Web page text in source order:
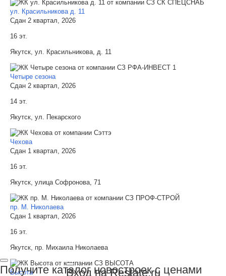
Вход на Restate.ru
Получите каталог новостроек с ценами
ул. Красильникова д. 11
Сдан 2 квартал, 2026
16 эт.
Якутск, ул. Красильникова, д. 11
Четыре сезона
Сдан 2 квартал, 2026
14 эт.
Якутск, ул. Пекарского
Чехова
Сдан 1 квартал, 2026
16 эт.
Якутск, улица Софронова, 71
пр. М. Николаева
Сдан 1 квартал, 2026
16 эт.
Якутск, пр. Михаила Николаева
Высота